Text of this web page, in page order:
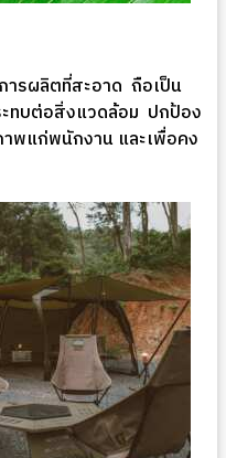
ารผลิตที่สะอาด ถือเป็น
ทบต่อสิ่งแวดล้อม ปกป้อง
พแก่พนักงาน และเพื่อคง